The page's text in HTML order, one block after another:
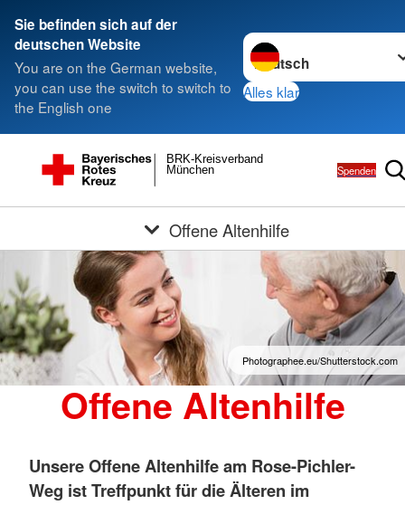
Sie befinden sich auf der
deutschen Website
You are on the German website,
you can use the switch to switch to
the English one
Sprache wechseln zu
Alles klar
München
BRK-Kreisverband
Spenden
Offene Altenhilfe
Photographee.eu/Shutterstock.com
Offene Altenhilfe
Unsere Offene Altenhilfe am Rose-Pichler-
Weg ist Treffpunkt für die Älteren im